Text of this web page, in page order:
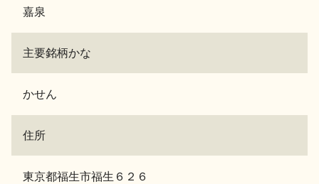
嘉泉
主要銘柄かな
かせん
住所
東京都福生市福生６２６